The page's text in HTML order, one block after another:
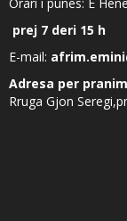
prej 7 deri 15 h
E-mail:
Adresa per
Rruga Gjon